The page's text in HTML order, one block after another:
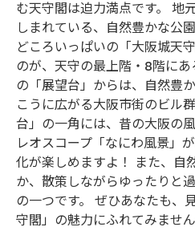
む天守閣は迫力満点です。 地
しまれている、自然豊かな公
どころいっぱいの「大阪城天
のが、天守の最上階・8階に
の「展望台」からは、自然豊
こうに広がる大阪市街のビル
台」の一角には、昔の大阪の
レオスコープ「なにわ風景」
化が楽しめますよ！ また、自
か、散策しながらゆったりと
の一つです。 ぜひあなたも、
守閣」の魅力にふれてみませ